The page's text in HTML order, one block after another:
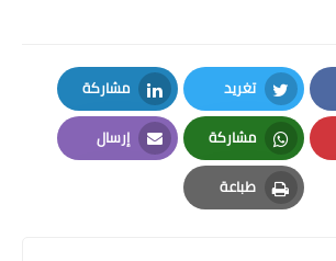
تغريد
Twitter
مشاركة
LinkedIn
مشاركة
Whatsapp
إرسال
Email
طباعة
Print